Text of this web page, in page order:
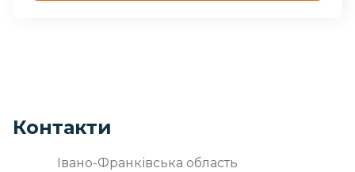
Контакти
Івано-Франківська область